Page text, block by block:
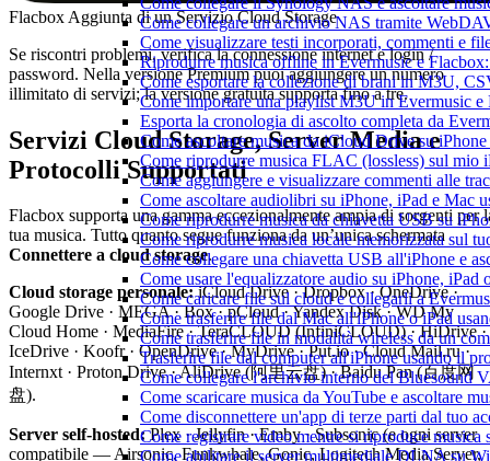
Come collegare un archivio NAS tramite
Come visualizzare testi incorporati, commenti e
Riprodurre musica offline in Evermusic e
Come esportare la collezione di brani in M3U,
Come importare una playlist M3U in Evermusic e
Esporta la cronologia di ascolto completa da
Come ascoltare musica da iCloud Drive su
Come riprodurre musica FLAC (lossless) sul mio
Come aggiungere e visualizzare commenti alle
Come ascoltare audiolibri su iPhone, iPad e Mac
Come riprodurre musica da chiavetta USB su
Come riprodurre musica locale memorizzata sul
Come collegare una chiavetta USB all'iPhone e
Come usare l'equalizzatore audio su iPhone,
Come caricare file sul cloud e collegarli a
Come trasferire file dal Mac all'iPhone o iPad
Come trasferire file in modalità wireless da un
Trasferire file dal computer all'iPhone usando il
Come collegare l'archivio interno del Bluesound
Come scaricare musica da YouTube e ascoltare
Come disconnettere un'app di terze parti dal tuo
Come registrare video mentre si riproduce musica
Come abilitare il server multimediale DLNA su
Flacbox Aggiunta di un Servizio Cloud Storage
Se riscontri problemi, verifica la connessione internet e login /
password. Nella versione Premium puoi aggiungere un numero
illimitato di servizi; la versione gratuita supporta fino a tre.
Servizi Cloud Storage, Server Media e
Protocolli Supportati
Flacbox supporta una gamma eccezionalmente ampia di sorgenti per
tua musica. Tutto quanto segue funziona da un’unica schermata
Connettere a cloud storage.
Cloud storage personale:iCloud Drive · Dropbox · OneDrive ·
Google Drive · MEGA · Box · pCloud · Yandex Disk · WD My
Cloud Home · MediaFire · TeraCLOUD (InfiniCLOUD) · HiDrive ·
IceDrive · Koofr · OpenDrive · MyDrive · Put.io · Cloud Mail.ru ·
Internxt · Proton Drive · AliDrive (阿里云盘) · Baidu Pan (百度网
盘).
Server self-hosted:Plex · Jellyfin · Emby · Subsonic (e ogni server
compatibile — Airsonic, Funkwhale, Gonic, Logitech Media Server,